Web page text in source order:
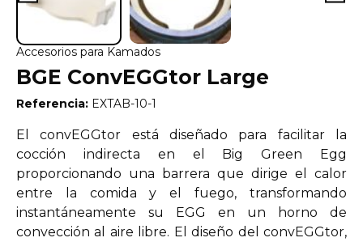
Accesorios para Kamados
BGE ConvEGGtor Large
Referencia: EXTAB-10-1
El convEGGtor está diseñado para facilitar la
cocción indirecta en el Big Green Egg
proporcionando una barrera que dirige el calor
entre la comida y el fuego, transformando
instantáneamente su EGG en un horno de
convección al aire libre. El diseño del convEGGtor,